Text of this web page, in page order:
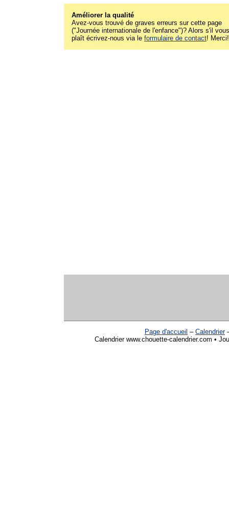
Améliorer la qualité
Avez-vous trouvé de graves erreurs sur cette page
("Journée internationale de l'enfance")? Alors s'il vous
plaît écrivez-nous via le formulaire de contact! Merci!
Page d'accueil – Calendrier
Calendrier www.chouette-calendrier.com •